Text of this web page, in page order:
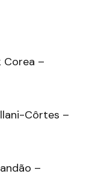
Corea –
Côrtes –
–